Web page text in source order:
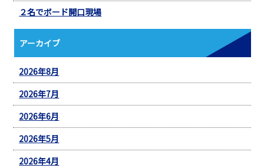
２名でボード開口現場
アーカイブ
2026年8月
2026年7月
2026年6月
2026年5月
2026年4月